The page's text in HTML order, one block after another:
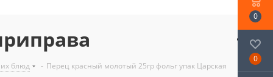
блюд - Перец красный молотый 25гр фольг упак Царская
0
0